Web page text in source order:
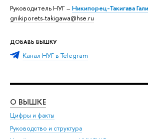
Руководитель НУГ – Никипорец-Такигава
gnikiporets-takigawa@hse.ru
ДОБАВЬ ВЫШКУ
Канал НУГ в Telegram
О ВЫШКЕ
Цифры и факты
Руководство и структура